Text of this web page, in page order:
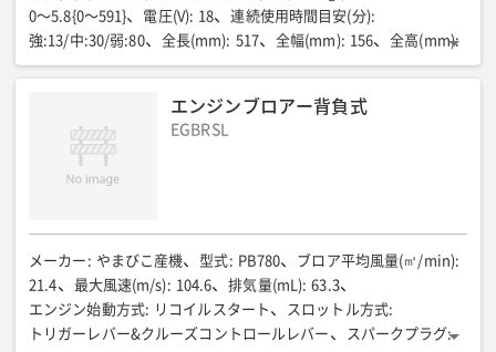
0〜5.8{0〜591}
電圧(V): 18 連続使用時間目安(分):
強:13/中:30/弱:80
全長(mm): 517 全幅(mm): 156 全高(mm):
210
質量(kg): 1.8 バッテリー: リチウムイオンバッテリー
エンジンブロアー背負式
EGBRSL
メーカー : やまびこ産機 型式: PB780 ブロア平均風量(㎥/min):
21.4
最大風速(m/s): 104.6 排気量(mL): 63.3
エンジン始動方式: リコイルスタート スロットル方式:
トリガーレバー&クルーズコントロールレバー
スパークプラグ: